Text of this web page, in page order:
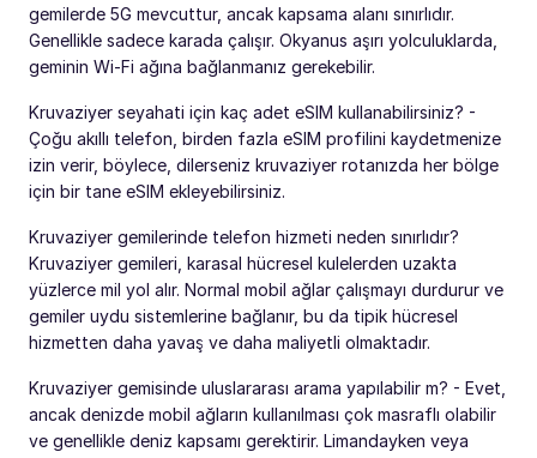
gemilerde 5G mevcuttur, ancak kapsama alanı sınırlıdır.
Genellikle sadece karada çalışır. Okyanus aşırı yolculuklarda,
geminin Wi-Fi ağına bağlanmanız gerekebilir.
Kruvaziyer seyahati için kaç adet eSIM kullanabilirsiniz? -
Çoğu akıllı telefon, birden fazla eSIM profilini kaydetmenize
izin verir, böylece, dilerseniz kruvaziyer rotanızda her bölge
için bir tane eSIM ekleyebilirsiniz.
Kruvaziyer gemilerinde telefon hizmeti neden sınırlıdır?
Kruvaziyer gemileri, karasal hücresel kulelerden uzakta
yüzlerce mil yol alır. Normal mobil ağlar çalışmayı durdurur ve
gemiler uydu sistemlerine bağlanır, bu da tipik hücresel
hizmetten daha yavaş ve daha maliyetli olmaktadır.
Kruvaziyer gemisinde uluslararası arama yapılabilir m? - Evet,
ancak denizde mobil ağların kullanılması çok masraflı olabilir
ve genellikle deniz kapsamı gerektirir. Limandayken veya